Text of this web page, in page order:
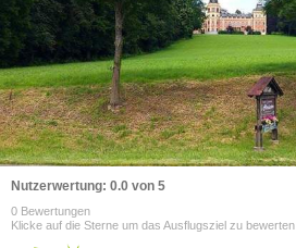
Nutzerwertung: 0.0 von 5
0 Bewertungen
Klicke auf die Sterne um das Ausflugsziel zu bewerten